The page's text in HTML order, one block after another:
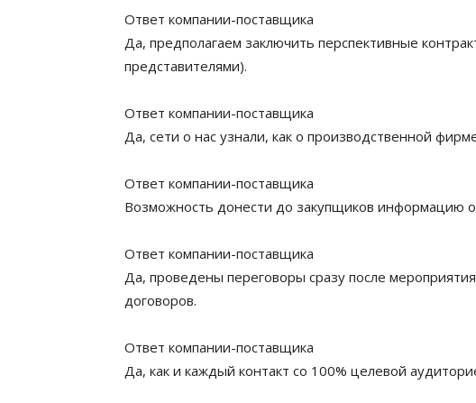
Ответ компании-поставщика
Да, предполагаем заключить перспективные
представителями).
Ответ компании-поставщика
Да, сети о нас узнали, как о производственной
Ответ компании-поставщика
Возможность донести до закупщиков информацию
Ответ компании-поставщика
Да, проведены переговоры сразу после
договоров.
Ответ компании-поставщика
Да, как и каждый контакт со 100% целевой